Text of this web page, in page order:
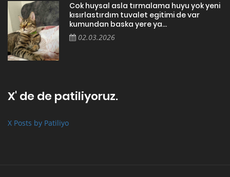
Cok huysal asla tırmalama huyu yok yeni
kısırlastırdım tuvalet egitimi de var
kumundan baska yere ya...
02.03.2026
X' de de patiliyoruz.
X Posts by Patiliyo